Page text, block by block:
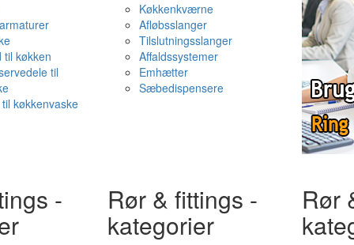
til køkken
til
køkkenvaske
Køkkenkværne
Afløbsslanger
Tilslutningsslanger
Affaldssystemer
Emhætter
Sæbedispensere
- Rør & fittings -
kategorier
Rør